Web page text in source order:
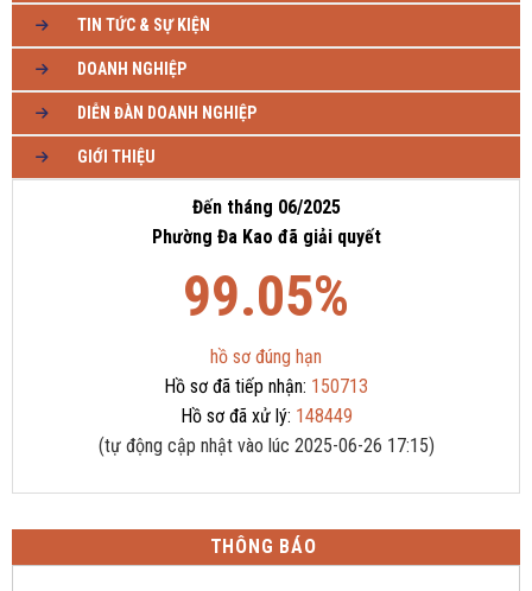
TIN TỨC & SỰ KIỆN
DOANH NGHIỆP
DIỄN ĐÀN DOANH NGHIỆP
GIỚI THIỆU
Đến tháng 06/2025
Phường Đa Kao đã giải quyết
99.05%
hồ sơ đúng hạn
Hồ sơ đã tiếp nhận: 150713
Hồ sơ đã xử lý: 148449
(tự động cập nhật vào lúc 2025-06-26 17:15)
THÔNG BÁO